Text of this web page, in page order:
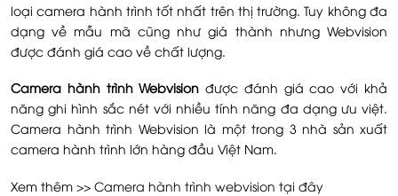
loại camera hành trình tốt nhất trên thị trường. Tuy không đa
dạng về mẫu mã cũng như giá thành nhưng Webvision
được đánh giá cao về chất lượng.
Camera hành trình Webvisionđược đánh giá cao với khả
năng ghi hình sắc nét với nhiều tính năng đa dạng ưu việt.
Camera hành trình Webvision là một trong 3 nhà sản xuất
camera hành trình lớn hàng đầu Việt Nam.
Xem thêm >> Camera hành trình webvision tại đây